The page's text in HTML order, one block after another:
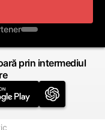
prin intermediul